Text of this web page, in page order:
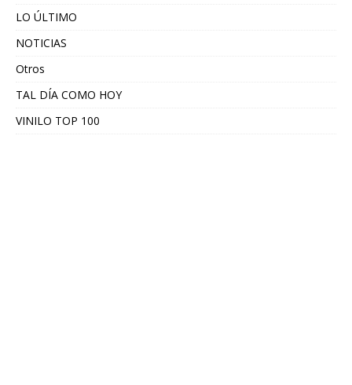
LO ÚLTIMO
NOTICIAS
Otros
TAL DÍA COMO HOY
VINILO TOP 100